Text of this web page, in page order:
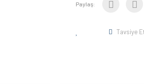
Paylaş:
Tavsiye